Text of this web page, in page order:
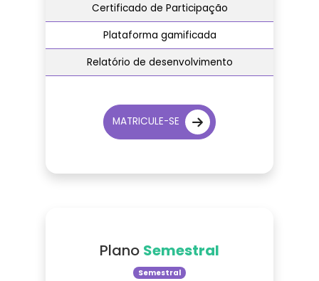
Certificado de Participação
Plataforma gamificada
Relatório de desenvolvimento
MATRICULE-SE
Plano Semestral
Semestral